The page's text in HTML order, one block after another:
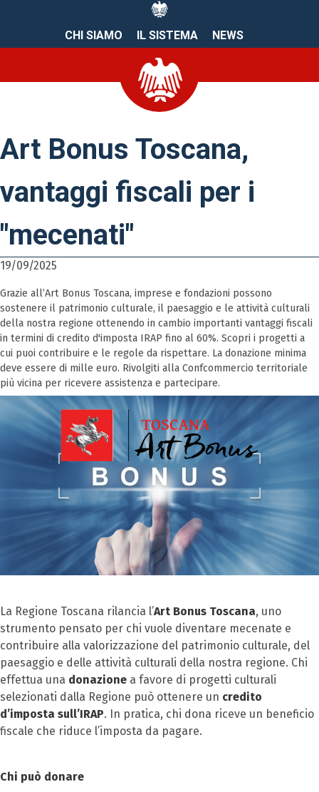
CHI SIAMO IL SISTEMA NEWS
Art Bonus Toscana,
vantaggi fiscali per i
"mecenati"
19/09/2025
Grazie all’Art Bonus Toscana, imprese e fondazioni possono
sostenere il patrimonio culturale, il paesaggio e le attività culturali
della nostra regione ottenendo in cambio importanti vantaggi fiscali
in termini di credito d'imposta IRAP fino al 60%. Scopri i progetti a
cui puoi contribuire e le regole da rispettare. La donazione minima
deve essere di mille euro. Rivolgiti alla Confcommercio territoriale
più vicina per ricevere assistenza e partecipare.
La Regione Toscana rilancia l’Art Bonus Toscana, uno
strumento pensato per chi vuole diventare mecenate e
contribuire alla valorizzazione del patrimonio culturale, del
paesaggio e delle attività culturali della nostra regione. Chi
effettua una donazione a favore di progetti culturali
selezionati dalla Regione può ottenere un credito
d’imposta sull’IRAP. In pratica, chi dona riceve un beneficio
fiscale che riduce l’imposta da pagare.
Chi può donare